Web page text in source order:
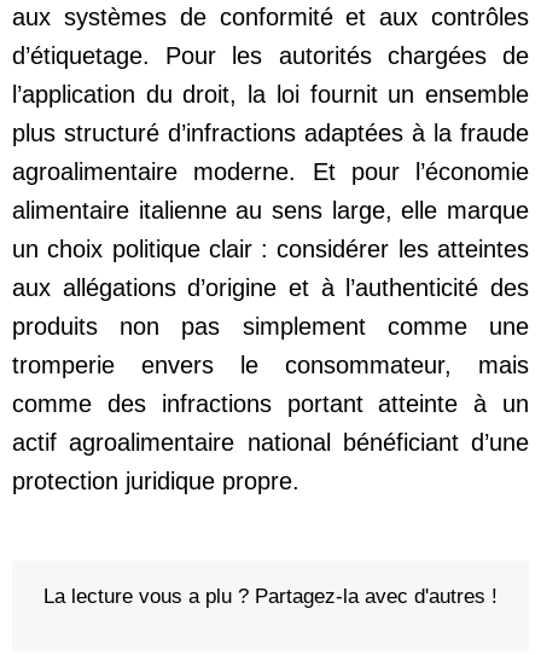
aux systèmes de conformité et aux contrôles
d’étiquetage. Pour les autorités chargées de
l’application du droit, la loi fournit un ensemble
plus structuré d’infractions adaptées à la fraude
agroalimentaire moderne. Et pour l’économie
alimentaire italienne au sens large, elle marque
un choix politique clair : considérer les atteintes
aux allégations d’origine et à l’authenticité des
produits non pas simplement comme une
tromperie envers le consommateur, mais
comme des infractions portant atteinte à un
actif agroalimentaire national bénéficiant d’une
protection juridique propre.
La lecture vous a plu ? Partagez-la avec d'autres !